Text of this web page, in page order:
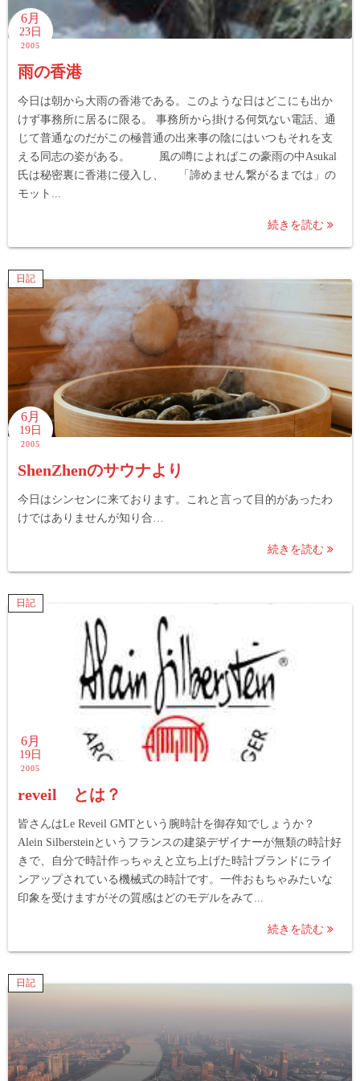
6月
23日
2005
雨の香港
今日は朝から大雨の香港である。このような日はどこにも出か
けず事務所に居るに限る。 事務所から掛ける何気ない電話、通
じて普通なのだがこの極普通の出来事の陰にはいつもそれを支
える同志の姿がある。 風の噂によればこの豪雨の中Asukal
氏は秘密裏に香港に侵入し、 「諦めません繋がるまでは」の
モット...
続きを読む
日記
6月
19日
2005
ShenZhenのサウナより
今日はシンセンに来ております。これと言って目的があったわ
けではありませんが知り合…
続きを読む
日記
6月
19日
2005
reveil とは？
皆さんはLe Reveil GMTという腕時計を御存知でしょうか？
Alein Silbersteinというフランスの建築デザイナーが無類の時計好
きで、自分で時計作っちゃえと立ち上げた時計ブランドにライ
ンアップされている機械式の時計です。一件おもちゃみたいな
印象を受けますがその質感はどのモデルをみて...
続きを読む
日記